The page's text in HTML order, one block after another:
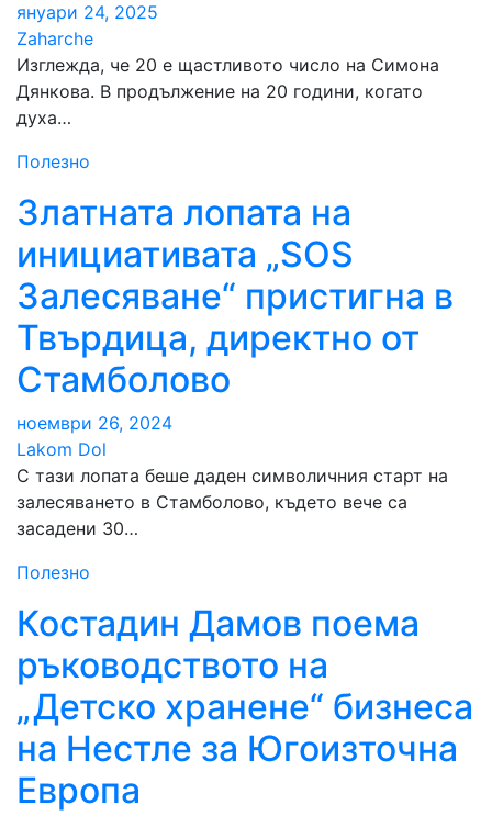
януари 24, 2025
Zaharche
Изглежда, че 20 е щастливото число на Симона
Дянкова. В продължение на 20 години, когато
духа…
Полезно
Златната лопата на
инициативата „SOS
Залесяване“ пристигна в
Твърдица, директно от
Стамболово
ноември 26, 2024
Lakom Dol
С тази лопата беше даден символичния старт на
залесяването в Стамболово, където вече са
засадени 30…
Полезно
Костадин Дамов поема
ръководството на
„Детско хранене“ бизнеса
на Нестле за Югоизточна
Европа